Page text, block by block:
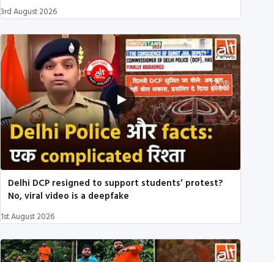
3rd August 2026
Delhi DCP resigned to support students’ protest?
No, viral video is a deepfake
1st August 2026